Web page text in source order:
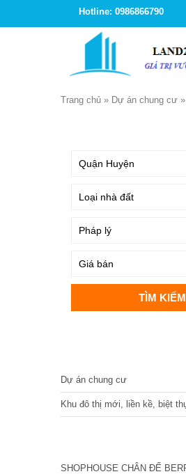
Hotline: 0986866790
Trang chủ » Dự án chung cư »
Dự án chung cư
Khu đô thị mới, liền kề, biệt
SHOPHOUSE CHÂN ĐẾ